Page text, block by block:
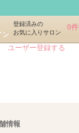
ン
登録済みの
お気に入りサロン
0件
ユーザー登録する
情報